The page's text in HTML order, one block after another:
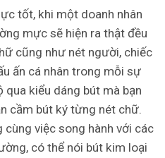
tốt, khi một doanh nhân
mực sẽ hiện ra thật đều
cũng như nét người, chiếc
ấn cá nhân trong mỗi sự
kiểu dáng bút mà bạn
cầm bút ký từng nét chữ.
việc song hành với các
có thể nói bút kim loại